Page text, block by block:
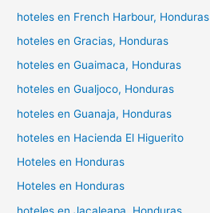
hoteles en French Harbour, Honduras
hoteles en Gracias, Honduras
hoteles en Guaimaca, Honduras
hoteles en Gualjoco, Honduras
hoteles en Guanaja, Honduras
hoteles en Hacienda El Higuerito
Hoteles en Honduras
Hoteles en Honduras
hoteles en Jacaleapa, Honduras